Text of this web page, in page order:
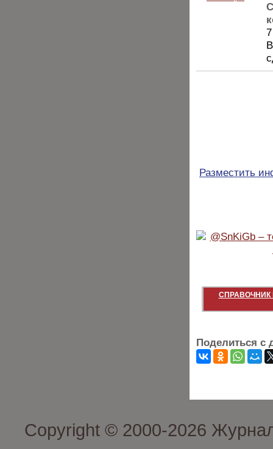
Разместить
СПРАВОЧНИК
Поделиться с
Copyright © 2000-2026